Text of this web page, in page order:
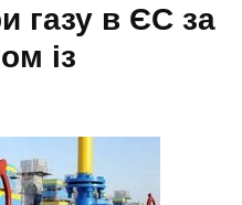
газу в ЄС за
із